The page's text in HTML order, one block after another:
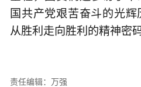
国共产党艰苦奋斗的光
从胜利走向胜利的精神密
责任编辑：万强